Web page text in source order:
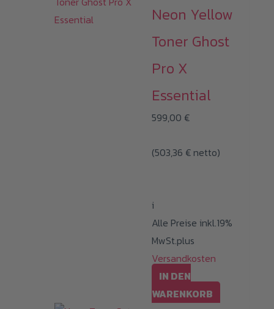
Neon Yellow
Toner Ghost
Pro X
Essential
599,00 €
(503,36 € netto)
i
Alle Preise inkl.19%
MwSt.plus
Versandkosten
IN DEN
WARENKORB